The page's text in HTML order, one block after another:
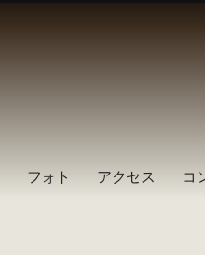
フォト アクセス コ